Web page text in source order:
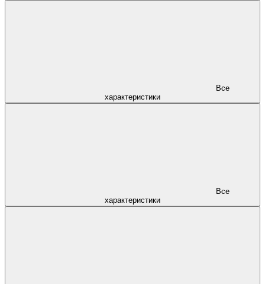
характеристики
характеристики